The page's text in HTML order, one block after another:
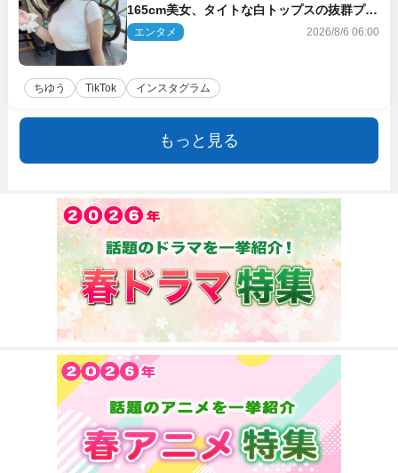
165cm美女、タイトな白トップスの抜群プロ
ポーションにネット衝撃
エンタメ 2026/8/6 06:00
ちゆう TikTok インスタグラム
もっと見る